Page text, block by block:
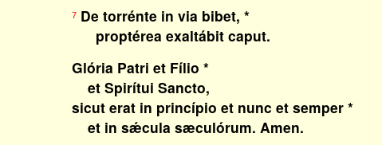
7 De torrénte in via bibet, *
proptérea exaltábit caput.
Glória Patri et Fílio *
et Spirítui Sancto,
sicut erat in princípio et nunc et semper *
et in sǽcula sæculórum. Amen.